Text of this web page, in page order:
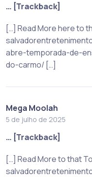
… [Trackback]
[…] Read More here to
abre-temporada-de-
do-carmo/ […]
Mega Moolah
5 de julho de 2025
… [Trackback]
[…] Read More to that